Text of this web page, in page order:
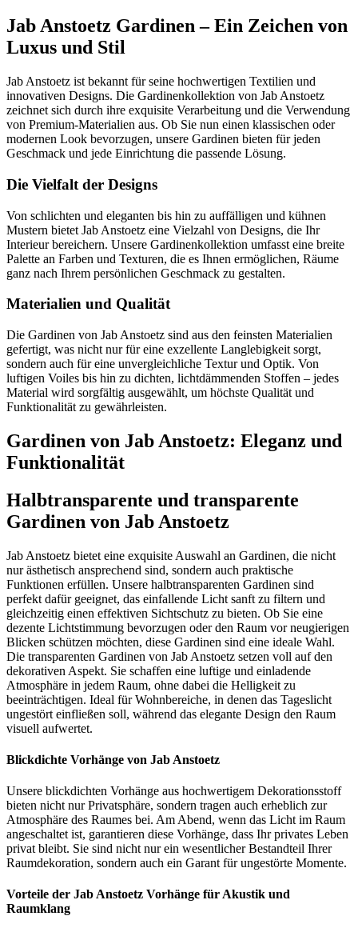
Jab Anstoetz Gardinen – Ein Zeichen von
Luxus und Stil
Jab Anstoetz ist bekannt für seine hochwertigen Textilien und
innovativen Designs. Die Gardinenkollektion von Jab Anstoetz
zeichnet sich durch ihre exquisite Verarbeitung und die Verwendung
von Premium-Materialien aus. Ob Sie nun einen klassischen oder
modernen Look bevorzugen, unsere Gardinen bieten für jeden
Geschmack und jede Einrichtung die passende Lösung.
Die Vielfalt der Designs
Von schlichten und eleganten bis hin zu auffälligen und kühnen
Mustern bietet Jab Anstoetz eine Vielzahl von Designs, die Ihr
Interieur bereichern. Unsere Gardinenkollektion umfasst eine breite
Palette an Farben und Texturen, die es Ihnen ermöglichen, Räume
ganz nach Ihrem persönlichen Geschmack zu gestalten.
Materialien und Qualität
Die Gardinen von Jab Anstoetz sind aus den feinsten Materialien
gefertigt, was nicht nur für eine exzellente Langlebigkeit sorgt,
sondern auch für eine unvergleichliche Textur und Optik. Von
luftigen Voiles bis hin zu dichten, lichtdämmenden Stoffen – jedes
Material wird sorgfältig ausgewählt, um höchste Qualität und
Funktionalität zu gewährleisten.
Gardinen von Jab Anstoetz: Eleganz und
Funktionalität
Halbtransparente und transparente
Gardinen von Jab Anstoetz
Jab Anstoetz bietet eine exquisite Auswahl an Gardinen, die nicht
nur ästhetisch ansprechend sind, sondern auch praktische
Funktionen erfüllen. Unsere halbtransparenten Gardinen sind
perfekt dafür geeignet, das einfallende Licht sanft zu filtern und
gleichzeitig einen effektiven Sichtschutz zu bieten. Ob Sie eine
dezente Lichtstimmung bevorzugen oder den Raum vor neugierigen
Blicken schützen möchten, diese Gardinen sind eine ideale Wahl.
Die transparenten Gardinen von Jab Anstoetz setzen voll auf den
dekorativen Aspekt. Sie schaffen eine luftige und einladende
Atmosphäre in jedem Raum, ohne dabei die Helligkeit zu
beeinträchtigen. Ideal für Wohnbereiche, in denen das Tageslicht
ungestört einfließen soll, während das elegante Design den Raum
visuell aufwertet.
Blickdichte Vorhänge von Jab Anstoetz
Unsere blickdichten Vorhänge aus hochwertigem Dekorationsstoff
bieten nicht nur Privatsphäre, sondern tragen auch erheblich zur
Atmosphäre des Raumes bei. Am Abend, wenn das Licht im Raum
angeschaltet ist, garantieren diese Vorhänge, dass Ihr privates Leben
privat bleibt. Sie sind nicht nur ein wesentlicher Bestandteil Ihrer
Raumdekoration, sondern auch ein Garant für ungestörte Momente.
Vorteile der Jab Anstoetz Vorhänge für Akustik und
Raumklang